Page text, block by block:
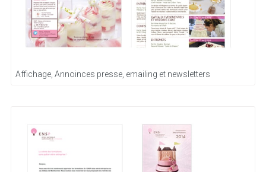
Affichage, Annoinces presse, emailing et newsletters